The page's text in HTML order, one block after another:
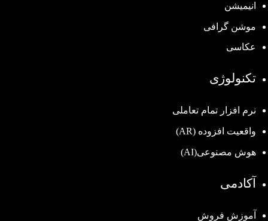
انیمیشن
موشن گرافی
عکاسی
تکنولوژی
نرم افزار تمام تعاملی
واقعیت افزوده (AR)
هوش مصنوعی(AI)
آکادمی
آموزش فروش